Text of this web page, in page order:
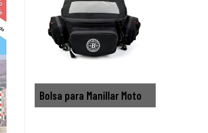
Bolsa para Manillar Moto